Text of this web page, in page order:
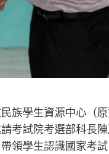
族學生資源中心（
考試院考選部科長
領學生認識國家考